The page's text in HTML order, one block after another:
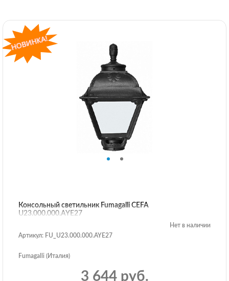
Консольный светильник Fumagalli CEFA
U23.000.000.AYE27
Нет в наличии
Артикул: FU_U23.000.000.AYE27
Fumagalli (Италия)
3 644 руб.